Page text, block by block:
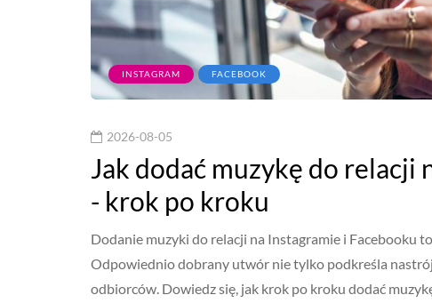
INSTAGRAM FACEBOOK
2026-08-05
Jak dodać muzykę do relacji
- krok po kroku
Dodanie muzyki do relacji na Instagramie i Facebooku
Odpowiednio dobrany utwór nie tylko podkreśla
odbiorców. Dowiedz się, jak krok po kroku dodać